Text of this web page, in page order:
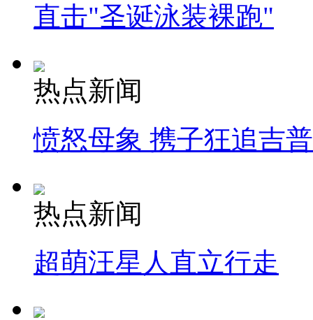
直击"圣诞泳装裸跑"
热点新闻
愤怒母象 携子狂追吉
热点新闻
超萌汪星人直立行走